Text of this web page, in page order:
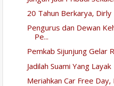
20 Tahun Berkarya, Dirly
Pengurus dan Dewan
Pe...
Pemkab Sijunjung Gelar
Jadilah Suami Yang Layak
Meriahkan Car Free Day,